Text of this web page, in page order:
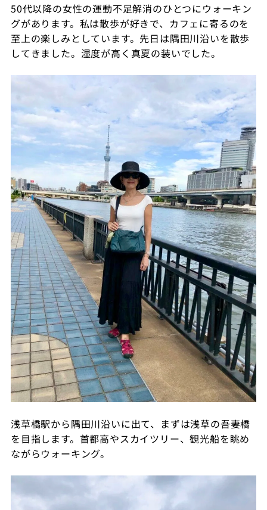
50代以降の女性の運動不足解消のひとつにウォーキン
グがあります。私は散歩が好きで、カフェに寄るのを
至上の楽しみとしています。先日は隅田川沿いを散歩
してきました。湿度が高く真夏の装いでした。
浅草橋駅から隅田川沿いに出て、まずは浅草の吾妻橋
を目指します。首都高やスカイツリー、観光船を眺め
ながらウォーキング。